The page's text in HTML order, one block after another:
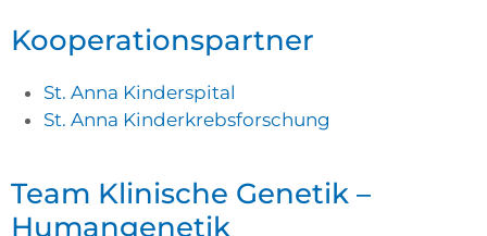
Kooperationspartner
St. Anna Kinderspital
St. Anna Kinderkrebsforschung
Team Klinische Genetik –
Humangenetik